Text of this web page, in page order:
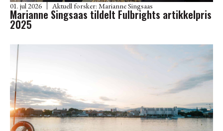
01. jul 2026 Aktuell forsker: Marianne Singsaas
Marianne Singsaas tildelt Fulbrights artikkelpris
2025